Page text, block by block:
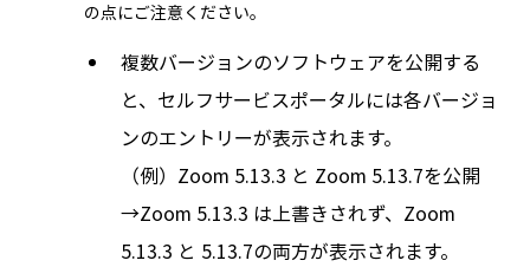
の点にご注意ください。
複数バージョンのソフトウェアを公開する
と、セルフサービスポータルには各バージョ
ンのエントリーが表示されます。
（例）Zoom 5.13.3 と Zoom 5.13.7を公開
→Zoom 5.13.3 は上書きされず、Zoom
5.13.3 と 5.13.7の両方が表示されます。